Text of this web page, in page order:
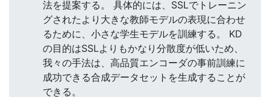
法を提案する。 具体的には、SSLでトレーニン
グされたより大きな教師モデルの表現に合わせ
るために、小さな学生モデルを訓練する。 KD
の目的はSSLよりもかなり分散度が低いため、
我々の手法は、高品質エンコーダの事前訓練に
成功できる合成データセットを生成することが
できる。